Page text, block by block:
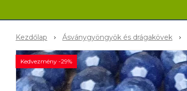
Kezdőlap Ásványgyöngyök és drágakövek
Kedvezmény -29%